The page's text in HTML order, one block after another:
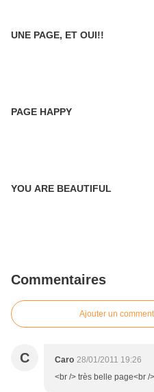
UNE PAGE, ET OUI!!
PAGE HAPPY
YOU ARE BEAUTIFUL
Commentaires
Ajouter un
C Caro 28/01/2011 19:26
<br /> très belle page<br /